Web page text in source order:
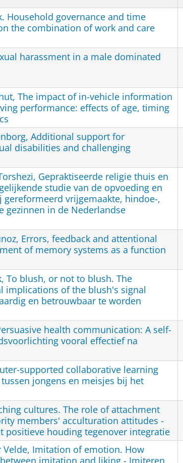
Household governance and time
the combination of work and care
harassment in a male dominated
The impact of in-vehicle information
performance: effects of age, timing
Additional support for
disabilities and challenging
Gepraktiseerde religie thuis en
studie van de opvoeding en
vrijgemaakte, hindoe-,
gezinnen in de Nederlandse
Errors, feedback and attentional
of memory systems as a function
To blush, or not to blush. The
implications of the blush's signal
en betrouwbaar te worden
health communication: A self-
vooral effectief na
supported collaborative learning
jongens en meisjes bij het
cultures. The role of attachment
members' acculturation attitudes -
positieve houding tegenover integratie
Velde, Imitation of emotion. How